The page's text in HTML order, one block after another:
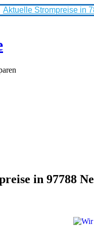
Aktuelle Strompreise in
in 97788